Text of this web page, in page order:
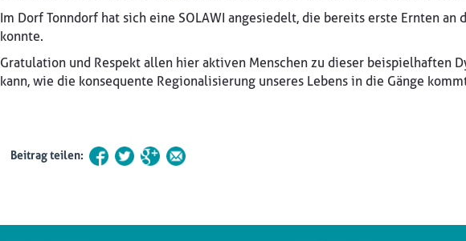
Im Dorf Tonndorf hat sich eine SOLAWI angesiedelt, die bereits erste Ernten an
konnte.
Gratulation und Respekt allen hier aktiven Menschen zu dieser beispielhaften
kann, wie die konsequente Regionalisierung unseres Lebens in die Gänge
Beitrag teilen: